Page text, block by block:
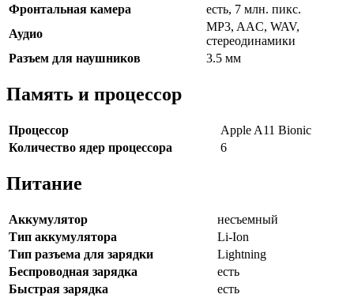
Фронтальная камера
есть, 7 млн. пикс.
Аудио
MP3, AAC, WAV,
стереодинамики
Разъем для наушников
3.5 мм
Память и процессор
Процессор
Apple A11 Bionic
Количество ядер процессора
6
Питание
Аккумулятор
несъемный
Тип аккумулятора
Li-Ion
Тип разъема для зарядки
Lightning
Беспроводная зарядка
есть
Быстрая зарядка
есть